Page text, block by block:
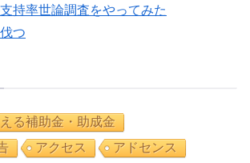
持率世論調査をやってみた
つ
る補助金・助成金
アクセス
アドセンス